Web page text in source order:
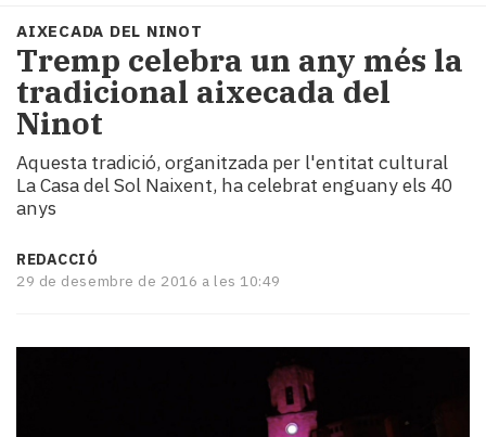
Societat
Política
municipis
Economia
turisme
Cultura
Esports
Mai
tant!
mitjans
AIXECADA DEL NINOT
Tremp celebra un any més la
tradicional aixecada del
Ninot
Aquesta tradició, organitzada per l'entitat cultural
La Casa del Sol Naixent, ha celebrat enguany els 40
anys
REDACCIÓ
29 de desembre de 2016 a les 10:49